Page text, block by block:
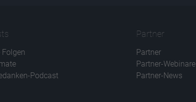
Podcast
Partner
Partner
Partner-Webinare
Partner-News